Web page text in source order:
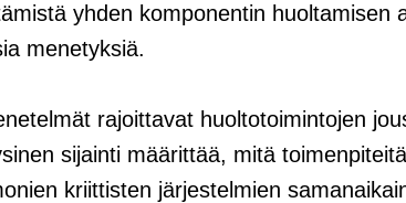
yhden komponentin huoltamisen
menetyksiä.
rajoittavat huoltotoimintojen
sijainti määrittää, mitä
kriittisten järjestelmien